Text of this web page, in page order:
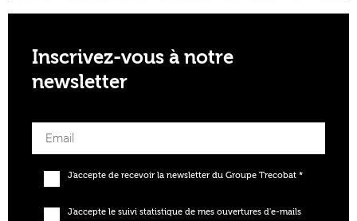
Inscrivez-vous à notre
newsletter
J'accepte de recevoir la newsletter du Groupe Trecobat *
J'accepte le suivi statistique de mes ouvertures d'e-mails